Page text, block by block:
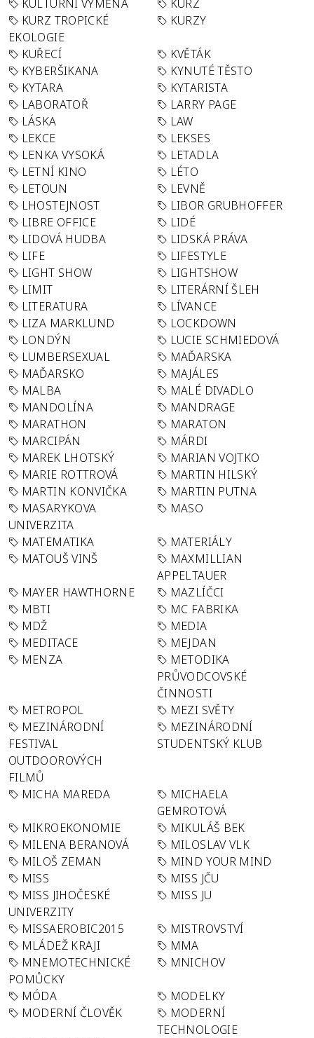
KULTURNÍ VÝMĚNA
KURZ
KURZ TROPICKÉ
EKOLOGIE
KURZY
KUŘECÍ
KVĚTÁK
KYBERŠIKANA
KYNUTÉ TĚSTO
KYTARA
KYTARISTA
LABORATOŘ
LARRY PAGE
LÁSKA
LAW
LEKCE
LEKSES
LENKA VYSOKÁ
LETADLA
LETNÍ KINO
LÉTO
LETOUN
LEVNĚ
LHOSTEJNOST
LIBOR GRUBHOFFER
LIBRE OFFICE
LIDÉ
LIDOVÁ HUDBA
LIDSKÁ PRÁVA
LIFE
LIFESTYLE
LIGHT SHOW
LIGHTSHOW
LIMIT
LITERÁRNÍ ŠLEH
LITERATURA
LÍVANCE
LIZA MARKLUND
LOCKDOWN
LONDÝN
LUCIE SCHMIEDOVÁ
LUMBERSEXUAL
MAĎARSKA
MAĎARSKO
MAJÁLES
MALBA
MALÉ DIVADLO
MANDOLÍNA
MANDRAGE
MARATHON
MARATON
MARCIPÁN
MÁRDI
MAREK LHOTSKÝ
MARIAN VOJTKO
MARIE ROTTROVÁ
MARTIN HILSKÝ
MARTIN KONVIČKA
MARTIN PUTNA
MASARYKOVA
UNIVERZITA
MASO
MATEMATIKA
MATERIÁLY
MATOUŠ VINŠ
MAXMILLIAN
APPELTAUER
MAYER HAWTHORNE
MAZLÍČCI
MBTI
MC FABRIKA
MDŽ
MEDIA
MEDITACE
MEJDAN
MENZA
METODIKA
PRŮVODCOVSKÉ
ČINNOSTI
METROPOL
MEZI SVĚTY
MEZINÁRODNÍ
FESTIVAL
OUTDOOROVÝCH
FILMŮ
MEZINÁRODNÍ
STUDENTSKÝ KLUB
MICHA MAREDA
MICHAELA
GEMROTOVÁ
MIKROEKONOMIE
MIKULÁŠ BEK
MILENA BERANOVÁ
MILOSLAV VLK
MILOŠ ZEMAN
MIND YOUR MIND
MISS
MISS JČU
MISS JIHOČESKÉ
UNIVERZITY
MISS JU
MISSAEROBIC2015
MISTROVSTVÍ
MLÁDEŽ KRAJI
MMA
MNEMOTECHNICKÉ
POMŮCKY
MNICHOV
MÓDA
MODELKY
MODERNÍ ČLOVĚK
MODERNÍ
TECHNOLOGIE